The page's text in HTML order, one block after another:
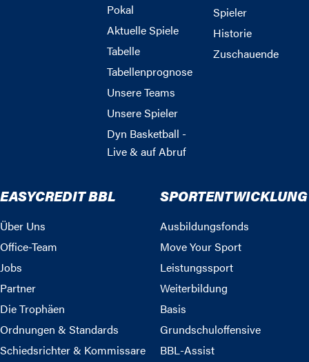
Pokal
Aktuelle Spiele
Tabelle
Tabellenprognose
Unsere Teams
Unsere Spieler
Dyn Basketball -
Live & auf Abruf
Spieler
Historie
Zuschauende
EASYCREDIT BBL
Über Uns
Office-Team
Jobs
Partner
Die Trophäen
Ordnungen & Standards
Schiedsrichter & Kommissare
SPORTENTWICKLUNG
Ausbildungsfonds
Move Your Sport
Leistungssport
Weiterbildung
Basis
Grundschuloffensive
BBL-Assist